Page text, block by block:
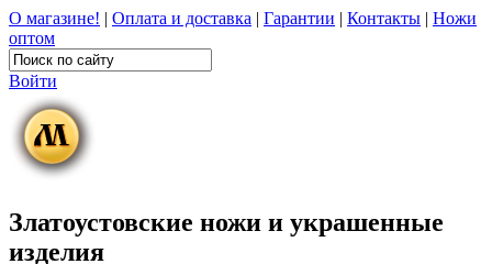
О магазине! | Оплата и доставка | Гарантии | Контакты | Ножи
оптом
Войти
Златоустовские ножи и украшенные
изделия